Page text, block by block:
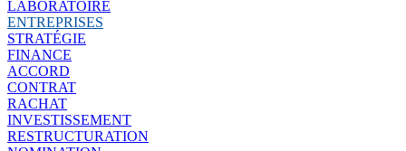
LABORATOIRE
ENTREPRISES
STRATÉGIE
FINANCE
ACCORD
CONTRAT
RACHAT
INVESTISSEMENT
RESTRUCTURATION